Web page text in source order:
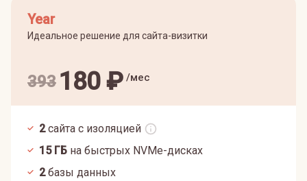
Year
Идеальное решение для сайта-визитки
393 180₽ /мес
2 сайта с изоляцией
15ГБ на быстрых NVMe-дисках
2базы данных